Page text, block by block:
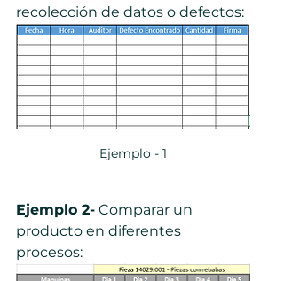
recolección de datos o defectos:
Ejemplo - 1
Ejemplo 2- Comparar un
producto en diferentes
procesos: